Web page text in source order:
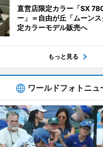
直営店限定カラー「SX
ー」＝自由が丘「ムーン
定カラーモデル販売へ
もっと見る
ワールドフォトニュ